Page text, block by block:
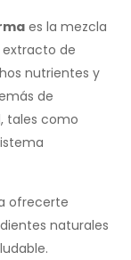
es la mezcla
extracto de
nutrientes y
de
tales como
ofrecerte
naturales